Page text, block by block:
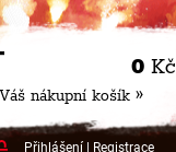
0 Kč
Váš nákupní košík »
Přihlášení| Registrace